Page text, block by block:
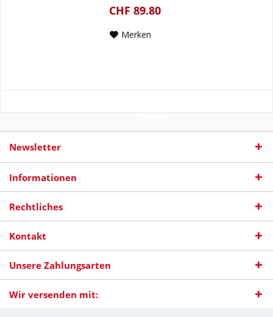
CHF 89.80
Merken
Newsletter
Informationen
Rechtliches
Kontakt
Unsere Zahlungsarten
Wir versenden mit: